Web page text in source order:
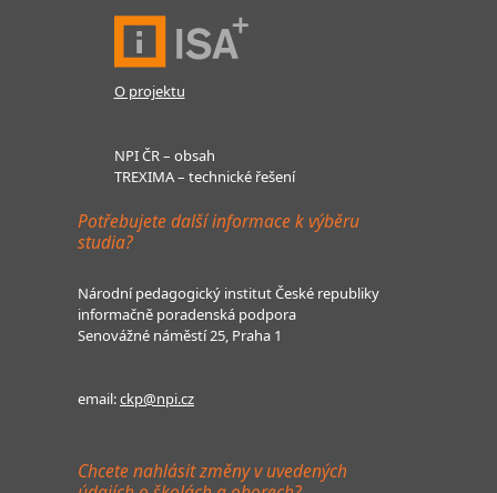
O projektu
NPI ČR – obsah
TREXIMA – technické řešení
Potřebujete další informace k výběru
studia?
Národní pedagogický institut České republiky
informačně poradenská podpora
Senovážné náměstí 25, Praha 1
email:ckp@npi.cz
Chcete nahlásit změny v uvedených